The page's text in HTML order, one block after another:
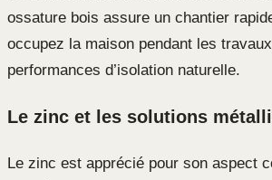
ossature bois assure un chantier
occupez la maison pendant les
performances d’isolation naturelle.
Le zinc et les solutions
Le zinc est apprécié pour son aspect